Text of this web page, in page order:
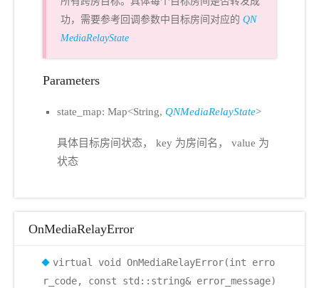
功，需要参考回调参数中目标房间对应的 QN
MediaRelayState
Parameters
state_map: Map<String, QNMediaRelayState>
具体目标房间状态， key 为房间名， value 为
状态
OnMediaRelayError
virtual void OnMediaRelayError(int erro
r_code, const std::string& error_message)